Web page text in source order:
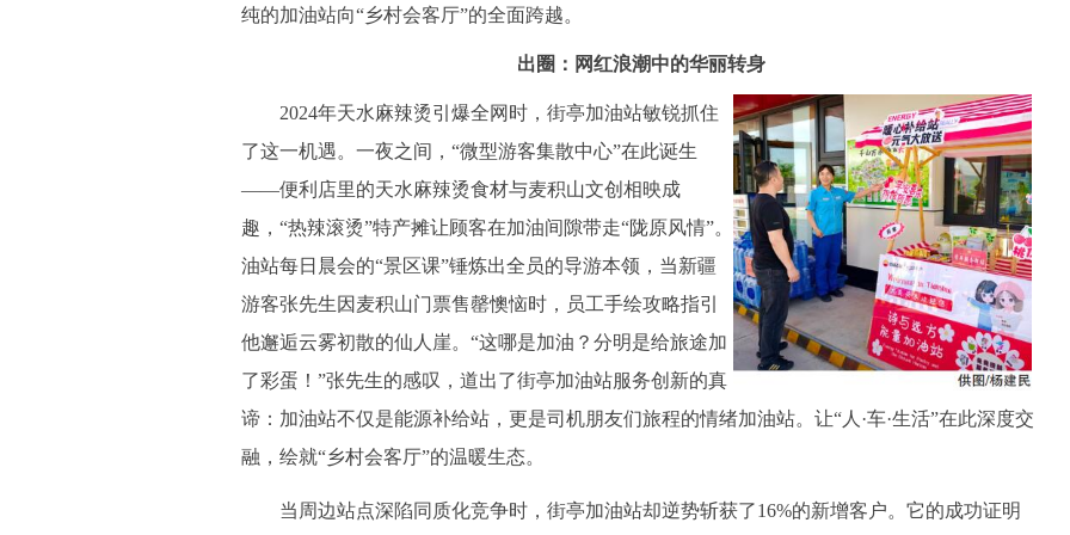
纯的加油站向“乡村会客厅”的全面跨越。
出圈：网红浪潮中的华丽转身
2024年天水麻辣烫引爆全网时，街亭加油站敏锐抓住
了这一机遇。一夜之间，“微型游客集散中心”在此诞生
——便利店里的天水麻辣烫食材与麦积山文创相映成
趣，“热辣滚烫”特产摊让顾客在加油间隙带走“陇原风情”。
油站每日晨会的“景区课”锤炼出全员的导游本领，当新疆
游客张先生因麦积山门票售罄懊恼时，员工手绘攻略指引
他邂逅云雾初散的仙人崖。“这哪是加油？分明是给旅途加
了彩蛋！”张先生的感叹，道出了街亭加油站服务创新的真
谛：加油站不仅是能源补给站，更是司机朋友们旅程的情绪加油站。让“人·车·生活”在此深度交
融，绘就“乡村会客厅”的温暖生态。
当周边站点深陷同质化竞争时，街亭加油站却逆势斩获了16%的新增客户。它的成功证明